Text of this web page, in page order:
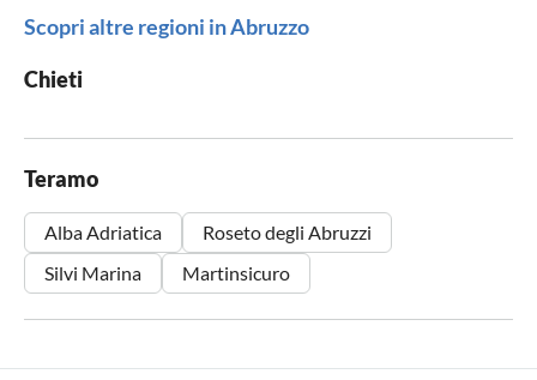
Scopri altre regioni in Abruzzo
Chieti
Teramo
Alba Adriatica
Roseto degli Abruzzi
Silvi Marina
Martinsicuro